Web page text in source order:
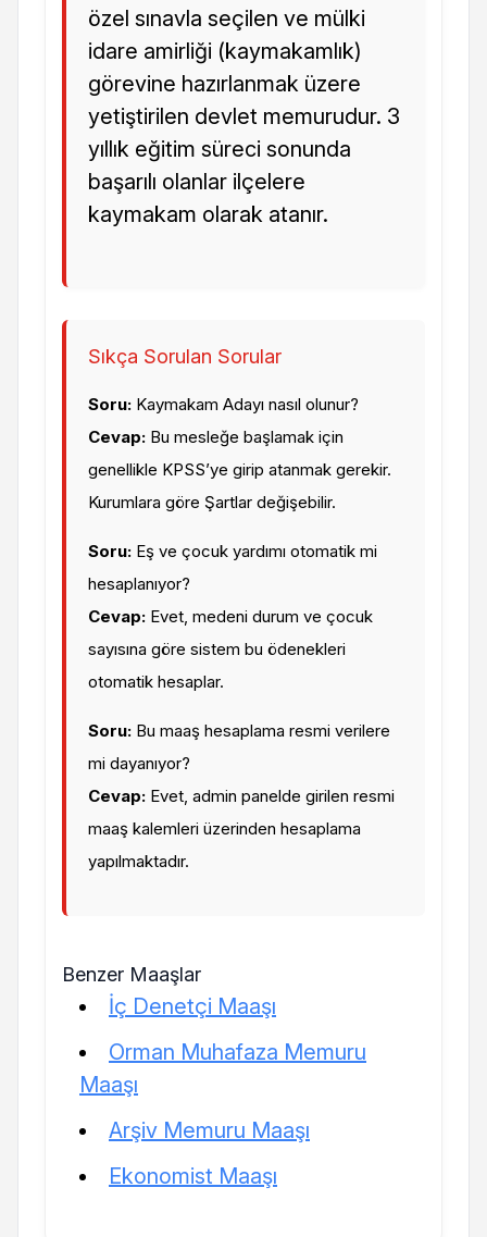
özel sınavla seçilen ve mülki
idare amirliği (kaymakamlık)
görevine hazırlanmak üzere
yetiştirilen devlet memurudur. 3
yıllık eğitim süreci sonunda
başarılı olanlar ilçelere
kaymakam olarak atanır.
Sıkça Sorulan Sorular
Soru: Kaymakam Adayı nasıl olunur?
Cevap: Bu mesleğe başlamak için
genellikle KPSS’ye girip atanmak gerekir.
Kurumlara göre Şartlar değişebilir.
Soru: Eş ve çocuk yardımı otomatik mi
hesaplanıyor?
Cevap: Evet, medeni durum ve çocuk
sayısına göre sistem bu ödenekleri
otomatik hesaplar.
Soru: Bu maaş hesaplama resmi verilere
mi dayanıyor?
Cevap: Evet, admin panelde girilen resmi
maaş kalemleri üzerinden hesaplama
yapılmaktadır.
Benzer Maaşlar
İç Denetçi Maaşı
Orman Muhafaza Memuru
Maaşı
Arşiv Memuru Maaşı
Ekonomist Maaşı